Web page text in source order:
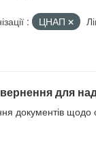
: ЦНАП
для
документів